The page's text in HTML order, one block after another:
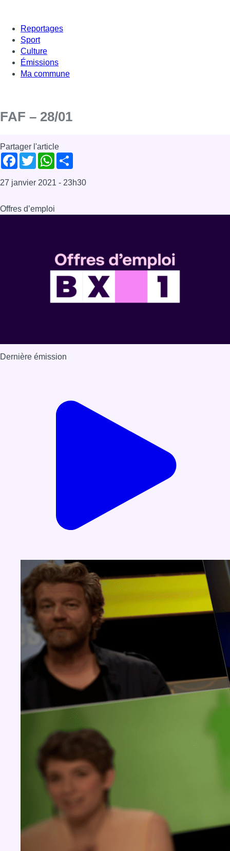
Reportages
Sport
Culture
Émissions
Ma commune
FAF – 28/01
Partager l'article
Facebook
TwitterWhatsApp
27 janvier 2021 - 23h30
Offres d’emploi
Dernière émission